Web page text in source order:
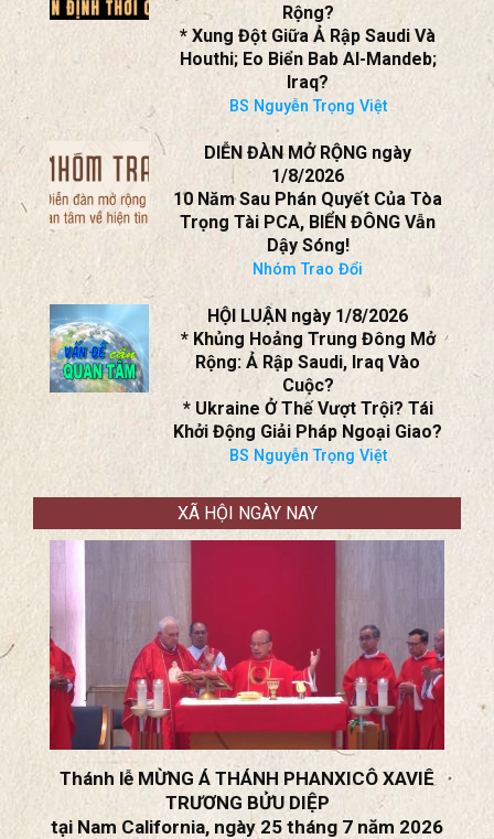
Rộng?
* Xung Đột Giữa Ả Rập Saudi Và
Houthi; Eo Biển Bab Al-Mandeb;
Iraq?
BS Nguyễn Trọng Việt
DIỄN ĐÀN MỞ RỘNG ngày
1/8/2026
10 Năm Sau Phán Quyết Của Tòa
Trọng Tài PCA, BIỂN ĐÔNG Vẫn
Dậy Sóng!
Nhóm Trao Đổi
HỘI LUẬN ngày 1/8/2026
* Khủng Hoảng Trung Đông Mở
Rộng: Ả Rập Saudi, Iraq Vào
Cuộc?
* Ukraine Ở Thế Vượt Trội? Tái
Khởi Động Giải Pháp Ngoại Giao?
BS Nguyễn Trọng Việt
XÃ HỘI NGÀY NAY
Thánh lễ MỪNG Á THÁNH PHANXICÔ XAVIÊ
TRƯƠNG BỬU DIỆP
tại Nam California, ngày 25 tháng 7 năm 2026